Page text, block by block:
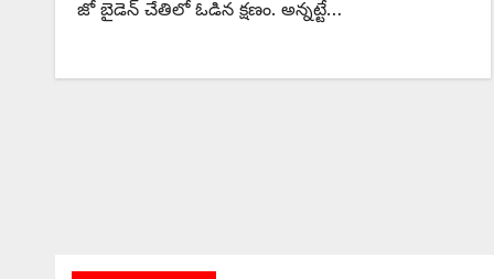
జో బైడెన్‌ చేతిలో ఓడిన క్షణం. అన్నట్టే…